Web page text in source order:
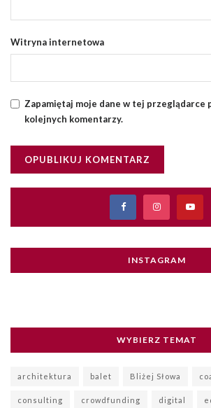
Witryna internetowa
Zapamiętaj moje dane w tej przeglądarce
kolejnych komentarzy.
INSTAGRAM
WYBIERZ TEMAT
architektura balet Bliżej Słowa
consulting crowdfunding digital